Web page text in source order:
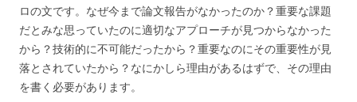
ロの文です。なぜ今まで論文報告がなかったのか？重要な課題
だとみな思っていたのに適切なアプローチが見つからなかった
から？技術的に不可能だったから？重要なのにその重要性が見
落とされていたから？なにかしら理由があるはずで、その理由
を書く必要があります。